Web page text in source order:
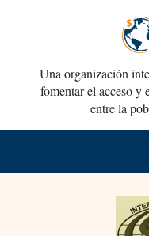
Una organización
fomentar el acceso y
entre la